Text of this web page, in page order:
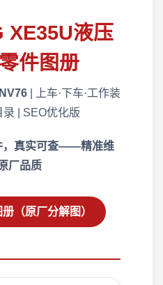
XE35U液压
件图册
| 上车·下车·工作装
| SEO优化版
，真实可查——精准维
厂品质
（原厂分解图）